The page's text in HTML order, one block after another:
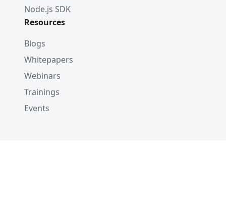
Node.js SDK
Resources
Blogs
Whitepapers
Webinars
Trainings
Events